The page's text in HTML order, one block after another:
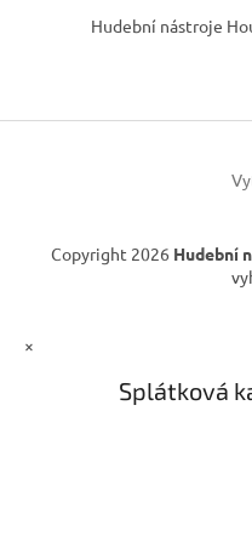
í
Hudební nástroje
Copyright 2026 Hudební
×
Splátková